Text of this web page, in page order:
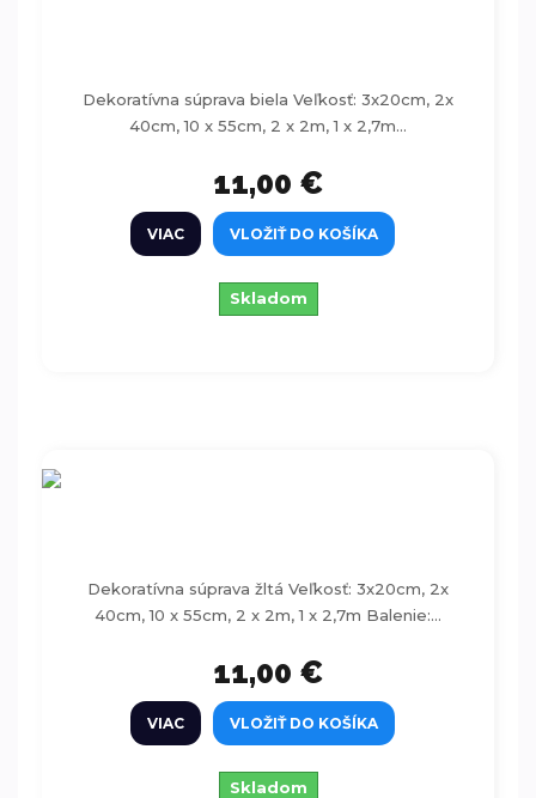
Dekoratívna súprava biela Veľkosť: 3x20cm, 2x
40cm, 10 x 55cm, 2 x 2m, 1 x 2,7m...
11,00 €
VIAC VLOŽIŤ DO KOŠÍKA
Skladom
Dekoratívna súprava žltá Veľkosť: 3x20cm, 2x
40cm, 10 x 55cm, 2 x 2m, 1 x 2,7m Balenie:...
11,00 €
VIAC VLOŽIŤ DO KOŠÍKA
Skladom